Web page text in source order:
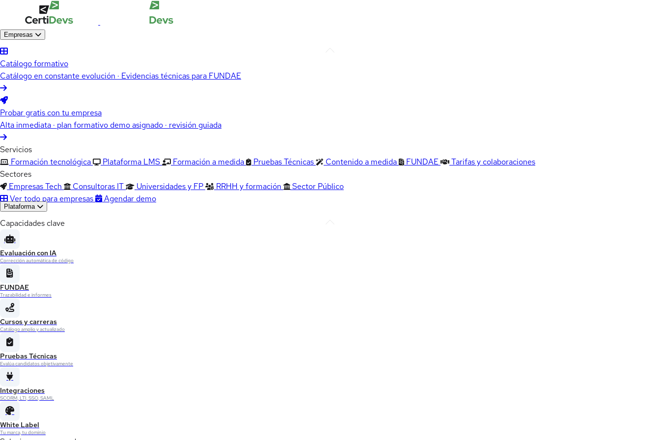
Empresas
Catálogo formativo
Catálogo en constante evolución · Evidencias técnicas para FUNDAE
Probar gratis con tu empresa
Alta inmediata · plan formativo demo asignado · revisión guiada
Servicios
Formación tecnológica
Plataforma LMS Formación a medida Pruebas Técnicas Contenido a medida FUNDAE
Tarifas y colaboraciones
Sectores
Empresas Tech
Consultoras IT Universidades y FP RRHH y formación
Sector Público
Ver todo para empresas
Agendar demo
Plataforma
Capacidades clave
Evaluación con IA
Corrección automática de código
FUNDAE
Trazabilidad e informes
Cursos y carreras
Catálogo amplio y actualizado
Pruebas Técnicas
Evalúa candidatos objetivamente
Integraciones
SCORM, LTI, SSO, SAML
White Label
Tu marca, tu dominio